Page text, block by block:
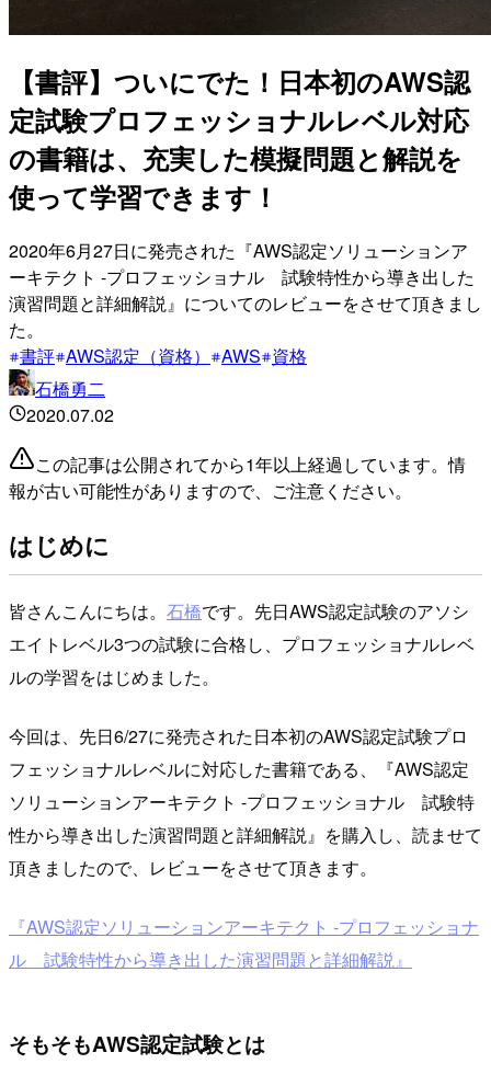
【書評】ついにでた！日本初のAWS認
定試験プロフェッショナルレベル対応
の書籍は、充実した模擬問題と解説を
使って学習できます！
2020年6月27日に発売された『AWS認定ソリューションア
ーキテクト -プロフェッショナル 試験特性から導き出した
演習問題と詳細解説』についてのレビューをさせて頂きまし
た。
書評 AWS認定（資格） AWS 資格
石橋勇二
2020.07.02
この記事は公開されてから1年以上経過しています。情
報が古い可能性がありますので、ご注意ください。
はじめに
皆さんこんにちは。 石橋です。先日AWS認定試験のアソシ
エイトレベル3つの試験に合格し、プロフェッショナルレベ
ルの学習をはじめました。
今回は、先日6/27に発売された日本初のAWS認定試験プロ
フェッショナルレベルに対応した書籍である、『AWS認定
ソリューションアーキテクト -プロフェッショナル 試験特
性から導き出した演習問題と詳細解説』を購入し、読ませて
頂きましたので、レビューをさせて頂きます。
『AWS認定ソリューションアーキテクト -プロフェッショナ
ル 試験特性から導き出した演習問題と詳細解説』
そもそもAWS認定試験とは